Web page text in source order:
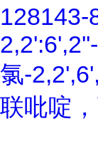
128143-
氯-
联吡啶